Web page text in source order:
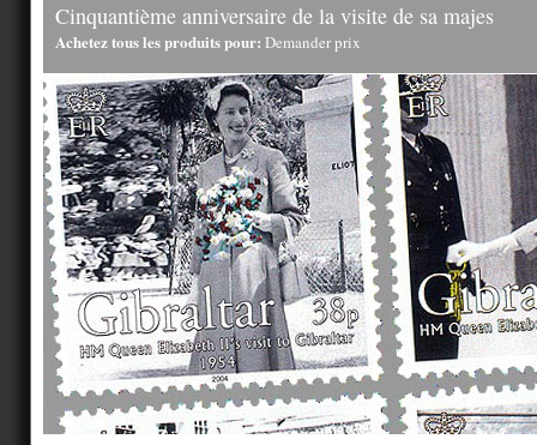
Cinquantième anniversaire de la visite de sa majes
Achetez tous les produits pour: Demander prix